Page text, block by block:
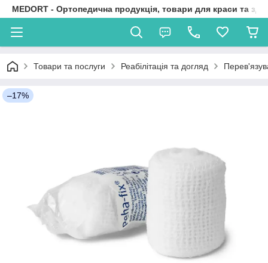
MEDORT - Ортопедична продукція, товари для краси та
Товари та послуги Реабілітація та догляд
–17%